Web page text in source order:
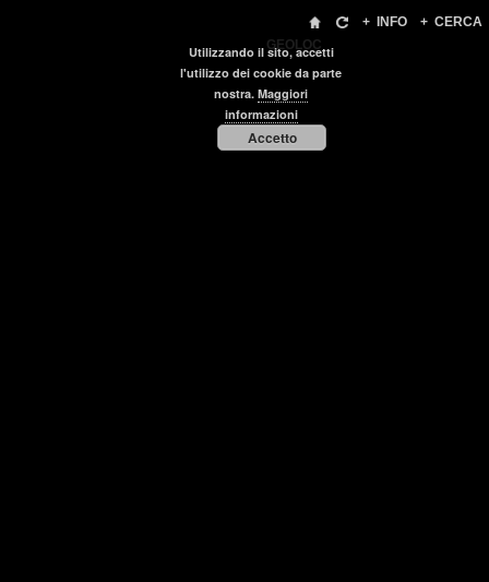
+ CERCA
+ INFO
GEOLOC
Utilizzando il sito, accetti
l'utilizzo dei cookie da parte
nostra. Maggiori
informazioni
Accetto